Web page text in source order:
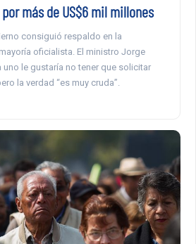
más de US$6 mil millones
consiguió respaldo en la
oficialista. El ministro Jorge
uno le gustaría no tener que solicitar
la verdad “es muy cruda”.